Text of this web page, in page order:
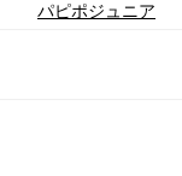
パピポジュニア